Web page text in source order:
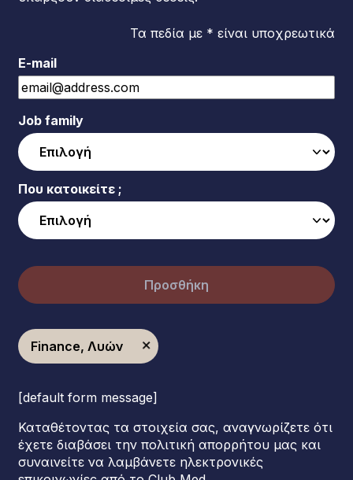
Τα πεδία με * είναι υποχρεωτικά
E-mail
Job family
Που κατοικείτε ;
Προσθήκη
Finance, Λυών
[default form message]
Καταθέτοντας τα στοιχεία σας, αναγνωρίζετε ότι
έχετε διαβάσει την πολιτική απορρήτου μας και
συναινείτε να λαμβάνετε ηλεκτρονικές